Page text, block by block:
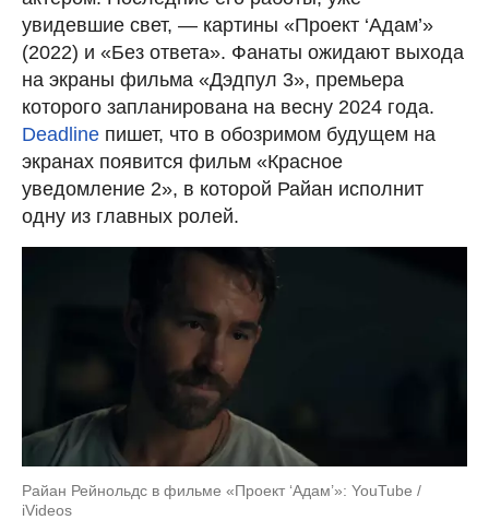
увидевшие свет, — картины «Проект ‘Адам’»
(2022) и «Без ответа». Фанаты ожидают выхода
на экраны фильма «Дэдпул 3», премьера
которого запланирована на весну 2024 года.
Deadline пишет, что в обозримом будущем на
экранах появится фильм «Красное
уведомление 2», в которой Райан исполнит
одну из главных ролей.
Райан Рейнольдс в фильме «Проект ‘Адам’»: YouTube /
iVideos